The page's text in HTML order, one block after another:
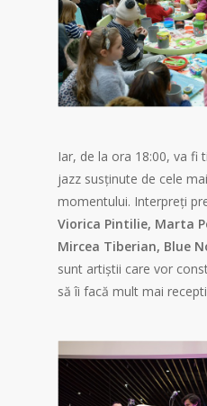
Iar, de la ora 18:00, va fi
jazz susținute de cele
momentului. Interpreți
Viorica Pintilie, Marta
Mircea Tiberian, Blue
sunt artiștii care vor
să îi facă mult mai